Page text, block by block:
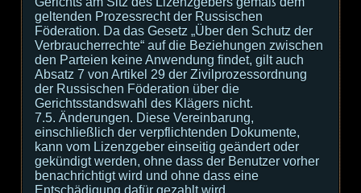
geltenden Prozessrecht der Russischen
Föderation. Da das Gesetz „Über den Schutz der
Verbraucherrechte“ auf die Beziehungen zwischen
den Parteien keine Anwendung findet, gilt auch
Absatz 7 von Artikel 29 der Zivilprozessordnung
der Russischen Föderation über die
Gerichtsstandswahl des Klägers nicht.
7.5. Änderungen. Diese Vereinbarung,
einschließlich der verpflichtenden Dokumente,
kann vom Lizenzgeber einseitig geändert oder
gekündigt werden, ohne dass der Benutzer vorher
benachrichtigt wird und ohne dass eine
Entschädigung dafür gezahlt wird.